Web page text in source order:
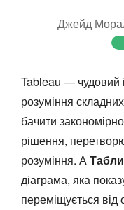
Джейд
Tableau — чудовий
розуміння
бачити
рішення,
розуміння. А
діаграма, яка
переміщується від